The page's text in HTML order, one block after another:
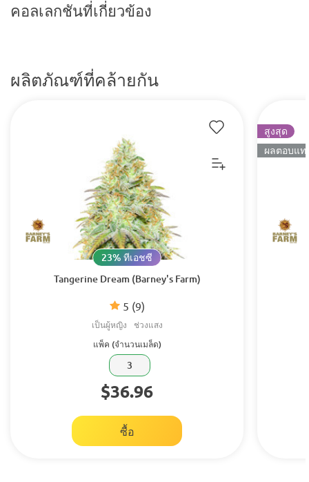
คอลเลกชันที่เกี่ยวข้อง
ผลิตภัณฑ์ที่คล้ายกัน
Tangerine Dream (Barney's Farm)
5 (9)
23% ทีเอชซี
เป็นผู้หญิง ช่วงแสง
แพ็ค (จำนวนเมล็ด)
3
$36.96
ซื้อ
สูงสุด
ผลตอบแ